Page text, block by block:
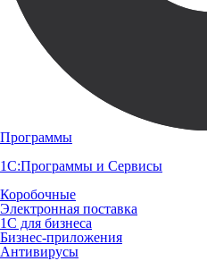
Программы
1С:Программы и Сервисы
Коробочные
Электронная поставка
1С для бизнеса
Бизнес-приложения
Антивирусы